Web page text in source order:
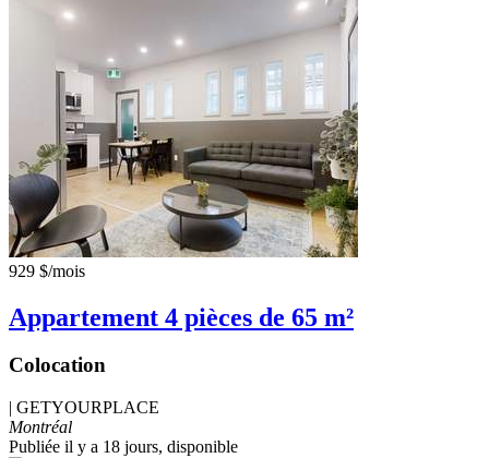
929 $/mois
Appartement 4 pièces de 65 m²
Colocation
| GETYOURPLACE
Montréal
Publiée il y a 18 jours, disponible